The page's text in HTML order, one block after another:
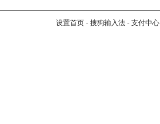
设置首页 - 搜狗输入法 - 支付中心